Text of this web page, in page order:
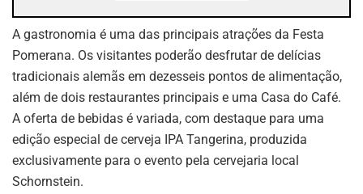
A gastronomia é uma das principais atrações da Festa
Pomerana. Os visitantes poderão desfrutar de delícias
tradicionais alemãs em dezesseis pontos de alimentação,
além de dois restaurantes principais e uma Casa do Café.
A oferta de bebidas é variada, com destaque para uma
edição especial de cerveja IPA Tangerina, produzida
exclusivamente para o evento pela cervejaria local
Schornstein.